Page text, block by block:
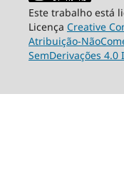
Este trabalho está
Licença Creative
Atribuição-
SemDerivações